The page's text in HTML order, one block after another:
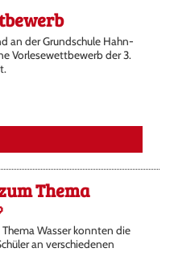
an der Grundschule Hahn-
Vorlesewettbewerb der 3.
Thema
Wasser konnten die
an verschiedenen